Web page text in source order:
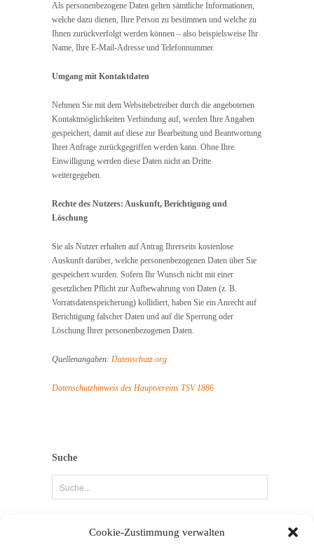
Cookie-Zustimmung verwalten
Als personenbezogene Daten gelten sämtliche Informationen,
welche dazu dienen, Ihre Person zu bestimmen und welche zu
Ihnen zurückverfolgt werden können – also beispielsweise Ihr
Name, Ihre E-Mail-Adresse und Telefonnummer.
Umgang mit Kontaktdaten
Nehmen Sie mit dem Websitebetreiber durch die angebotenen
Kontaktmöglichkeiten Verbindung auf, werden Ihre Angaben
gespeichert, damit auf diese zur Bearbeitung und Beantwortung
Ihrer Anfrage zurückgegriffen werden kann. Ohne Ihre
Einwilligung werden diese Daten nicht an Dritte
weitergegeben.
Rechte des Nutzers: Auskunft, Berichtigung und
Löschung
Sie als Nutzer erhalten auf Antrag Ihrerseits kostenlose
Auskunft darüber, welche personenbezogenen Daten über Sie
gespeichert wurden. Sofern Ihr Wunsch nicht mit einer
gesetzlichen Pflicht zur Aufbewahrung von Daten (z. B.
Vorratsdatenspeicherung) kollidiert, haben Sie ein Anrecht auf
Berichtigung falscher Daten und auf die Sperrung oder
Löschung Ihrer personenbezogenen Daten.
Quellenangaben: Datenschutz.org
Datenschutzhinweis des Hauptvereins TSV 1886
Suche